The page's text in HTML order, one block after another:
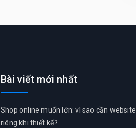
Bài viết mới nhất
Shop online muốn lớn: vì sao cần website
riêng khi thiết kế?